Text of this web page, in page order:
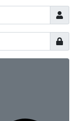
Логин